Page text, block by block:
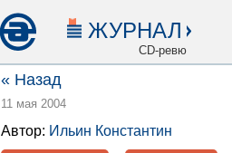
ЖУРНАЛ
CD-ревю
« Назад
11 мая 2004
Автор: Ильин Константин